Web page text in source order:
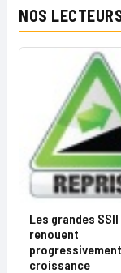
NOS
Les grandes SSII
renouent
croissance